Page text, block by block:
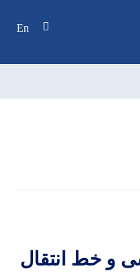
En
و خط انتقال